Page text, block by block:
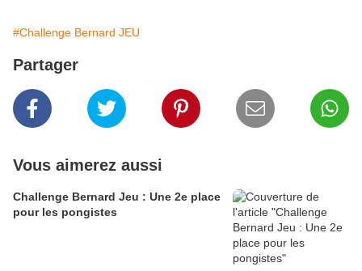
#Challenge Bernard JEU
Partager
Vous aimerez aussi
Challenge Bernard Jeu : Une 2e place
pour les pongistes